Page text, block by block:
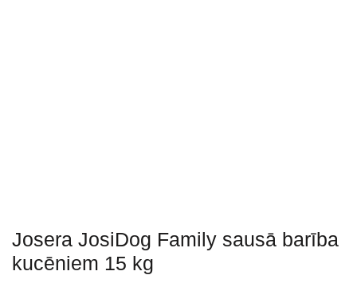
Josera JosiDog Family sausā barība
kucēniem 15 kg